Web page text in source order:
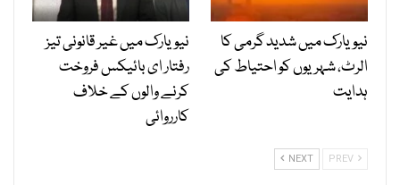
نیویارک میں شدید گرمی کا
الرٹ، شہریوں کو احتیاط کی
ہدایت
نیویارک میں غیر قانونی تیز
رفتار ای بائیکس فروخت
کرنے والوں کے خلاف
کارروائی
NEXT